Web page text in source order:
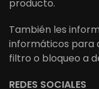
producto.
También les
informáticos para
filtro o bloqueo a
REDES SOCIALES